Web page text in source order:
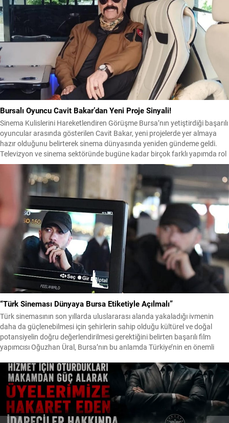
Bursalı Oyuncu Cavit Bakar’dan Yeni Proje Sinyali!
Sinema Kulislerini Hareketlendiren Görüşme Bursa’nın yetiştirdiği başarılı
oyuncular arasında gösterilen Cavit Bakar, yeni projelerde yer almaya
hazır olduğunu belirterek sinema dünyasında yeniden gündeme geldi.
Televizyon ve sinema sektöründe bugüne kadar birçok farklı yapımda rol
alan deneyimli oyuncunun, son dönemde yapımcı Oğuzhan Üral ile
gerçekleştirdiği görüşmeler ise yeni bir proje hazırlığında...
“Türk Sineması Dünyaya Bursa Etiketiyle Açılmalı”
Türk sinemasının son yıllarda uluslararası alanda yakaladığı ivmenin
daha da güçlenebilmesi için şehirlerin sahip olduğu kültürel ve doğal
potansiyelin doğru değerlendirilmesi gerektiğini belirten başarılı film
yapımcısı Oğuzhan Üral, Bursa’nın bu anlamda Türkiye’nin en önemli
olduğunu söyledi. Bursa’nın tarihi mirası, doğal güzellikleri, kültürel...